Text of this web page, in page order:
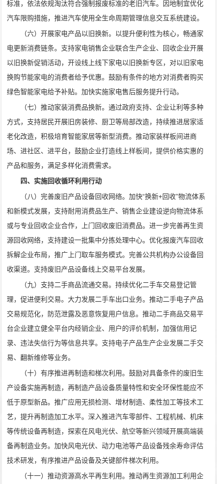
标准，依法依规淘汰符合强制报废标准的老旧汽车。因地制宜优化
汽车限购措施，推进汽车使用全生命周期管理信息交互系统建设。
（六）开展家电产品以旧换新。以提升便利性为核心，畅通家
电更新消费链条。支持家电销售企业联合生产企业、回收企业开展
以旧换新促销活动，开设线上线下家电以旧换新专区，对以旧家电
换购节能家电的消费者给予优惠。鼓励有条件的地方对消费者购买
绿色智能家电给予补贴。加快实施家电售后服务提升行动。
（七）推动家装消费品换新。通过政府支持、企业让利等多种
方式，支持居民开展旧房装修、厨卫等局部改造，持续推进居家适
老化改造，积极培育智能家居等新型消费。推动家装样板间进商
场、进社区、进平台，鼓励企业打造线上样板间，提供价格实惠的
产品和服务，满足多样化消费需求。
四、实施回收循环利用行动
（八）完善废旧产品设备回收网络。加快“换新+回收”物流体系
和新模式发展，支持耐用消费品生产、销售企业建设逆向物流体系
或与专业回收企业合作，上门回收废旧消费品。进一步完善再生资
源回收网络，支持建设一批集中分拣处理中心。优化报废汽车回收
拆解企业布局，推广上门取车服务模式。完善公共机构办公设备回
收渠道。支持废旧产品设备线上交易平台发展。
（九）支持二手商品流通交易。持续优化二手车交易登记管
理，促进便利交易。大力发展二手车出口业务。推动二手电子产品
交易规范化，防范泄露及恶意恢复用户信息。推动二手商品交易平
台企业建立健全平台内经销企业、用户的评价机制，加强信用记
录、违法失信行为等信息共享。支持电子产品生产企业发展二手交
易、翻新维修等业务。
（十）有序推进再制造和梯次利用。鼓励对具备条件的废旧生
产设备实施再制造，再制造产品设备质量特性和安全环保性能应不
低于原型新品。推广应用无损检测、增材制造、柔性加工等技术工
艺，提升再制造加工水平。深入推进汽车零部件、工程机械、机床
等传统设备再制造，探索在风电光伏、航空等新兴领域开展高端装
备再制造业务。加快风电光伏、动力电池等产品设备残余寿命评估
技术研发，有序推进产品设备及关键部件梯次利用。
（十一）推动资源高水平再生利用。推动再生资源加工利用企